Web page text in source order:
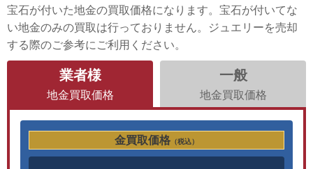
宝石が付いた地金の買取価格になります。宝石が付いてな
い地金のみの買取は行っておりません。ジュエリーを売却
する際のご参考にご利用ください。
業者様
地金買取価格
一般
地金買取価格
金買取価格 （税込）